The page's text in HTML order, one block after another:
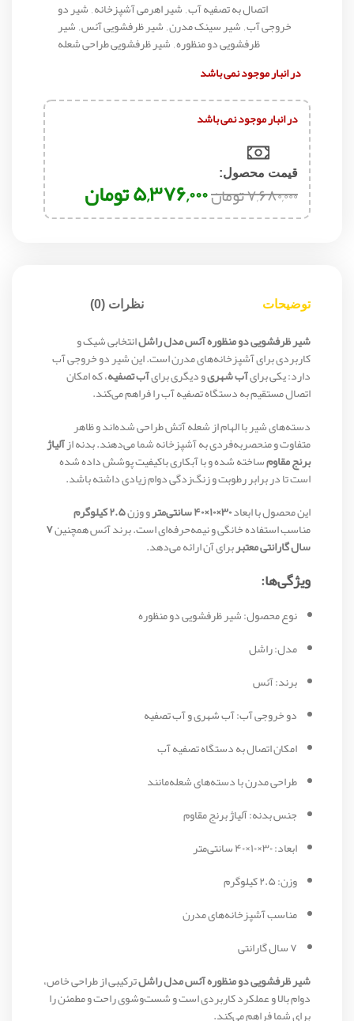
اتصال به تصفیه آب,شیر اهرمی آشپزخانه,شیر دو
خروجی آب,شیر سینک مدرن,شیر ظرفشویی آئس,شیر
ظرفشویی دو منظوره,شیر ظرفشویی طراحی شعله
در انبار موجود نمی باشد
در انبار موجود نمی باشد
قیمت محصول:​
۷,۶۸۰,۰۰۰تومان۵,۳۷۶,۰۰۰تومان
توضیحات نظرات (0)
شیر ظرفشویی دو منظوره آئس مدل راشلانتخابی شیک و
کاربردی برای آشپزخانه‌های مدرن است. این شیر دو خروجی آب
دارد: یکی برایآب شهریو دیگری برایآب تصفیه، که امکان
اتصال مستقیم به دستگاه تصفیه آب را فراهم می‌کند.
دسته‌های شیر با الهام از شعله آتش طراحی شده‌اند و ظاهر
متفاوت و منحصربه‌فردی به آشپزخانه شما می‌دهند. بدنه ازآلیاژ
برنج مقاومساخته شده و با آبکاری باکیفیت پوشش داده شده
است تا در برابر رطوبت و زنگ‌زدگی دوام زیادی داشته باشد.
این محصول با ابعاد۳۰×۱۰×۴۰ سانتی‌متر و وزن۲.۵ کیلوگرم
مناسب استفاده خانگی و نیمه‌حرفه‌ای است. برند آئس همچنین۷
سال گارانتی معتبربرای آن ارائه می‌دهد.
ویژگی‌ها:
نوع محصول: شیر ظرفشویی دو منظوره
مدل: راشل
برند: آئس
دو خروجی آب: آب شهری و آب تصفیه
امکان اتصال به دستگاه تصفیه آب
طراحی مدرن با دسته‌های شعله‌مانند
جنس بدنه: آلیاژ برنج مقاوم
ابعاد: ۳۰×۱۰×۴۰ سانتی‌متر
وزن: ۲.۵ کیلوگرم
مناسب آشپزخانه‌های مدرن
۷ سال گارانتی
شیر ظرفشویی دو منظوره آئس مدل راشلترکیبی از طراحی خاص،
دوام بالا و عملکرد کاربردی است و شست‌وشوی راحت و مطمئن را
برای شما فراهم می‌کند.